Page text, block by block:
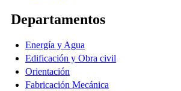
Departamentos
Energía y Agua
Edificación y Obra civil
Orientación
Fabricación Mecánica